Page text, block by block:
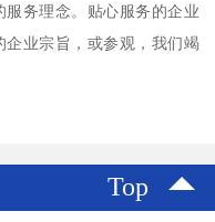
务理念。贴心服务的企业
企业宗旨，或参观，我们竭
Top